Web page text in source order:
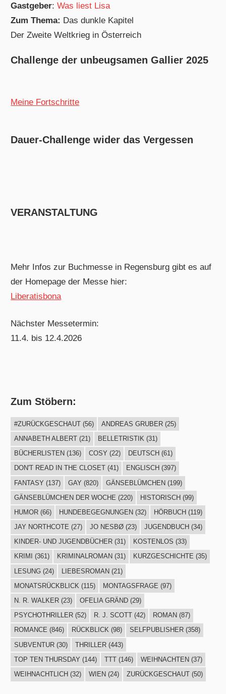
Gastgeber:Was liest Lisa
Zum Thema: Das dunkle Kapitel
Der Zweite Weltkrieg in Österreich
Challenge der unbeugsamen Gallier 2025
Meine Fortschritte
Dauer-Challenge wider das Vergessen
VERANSTALTUNG
Mehr Infos zur Buchmesse in Regensburg gibt es auf
der Homepage der Messe hier:
Liberatisbona
Nächster Messetermin:
11.4. bis 12.4.2026
Zum Stöbern:
#ZURÜCKGESCHAUT(56) ANDREAS GRUBER(25)
ANNABETH ALBERT(21) BELLETRISTIK (31)
BÜCHERLISTEN (136) COSY (22) DEUTSCH (61)
DON'T READ IN THE CLOSET(41) ENGLISCH (397)
FANTASY (137) GAY (820) GÄNSEBLÜMCHEN(199)
GÄNSEBLÜMCHEN DER WOCHE (220) HISTORISCH(99)
HUMOR(66) HUNDEBEGEGNUNGEN (32) HÖRBUCH (119)
JAY NORTHCOTE (27) JO NESBØ(23) JUGENDBUCH (34)
KINDER- UND JUGENDBÜCHER(31) KOSTENLOS (33)
KRIMI
(361) KRIMINALROMAN (31) KURZGESCHICHTE (35)
LESUNG(24) LIEBESROMAN(21)
MONATSRÜCKBLICK (115) MONTAGSFRAGE (97)
N. R. WALKER(23) OFELIA GRÄND(29)
PSYCHOTHRILLER(52) R. J. SCOTT(42) ROMAN (87)
ROMANCE (846) RÜCKBLICK(98) SELFPUBLISHER(358)
SUBVENTUR(30) THRILLER(443)
TOP TEN THURSDAY (144) TTT(146) WEIHNACHTEN (37)
WEIHNACHTLICH (32) WIEN (24) ZURÜCKGESCHAUT(50)